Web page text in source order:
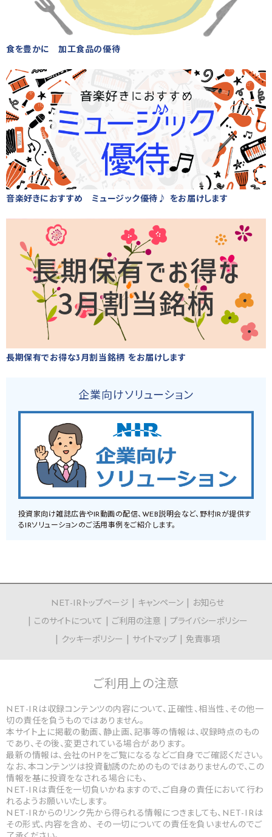
食を豊かに 加工食品の優待
音楽好きにおすすめ ミュージック優待♪ をお届けします
長期保有でお得な3月割当銘柄 をお届けします
企業向けソリューション
投資家向け雑誌広告やIR動画の配信、WEB説明会など、野村IRが提供す
るIRソリューションのご活用事例をご紹介します。
NET-IRトップページ キャンペーン
お知らせ
このサイトについて
ご利用の注意
プライバシーポリシー
クッキーポリシー
サイトマップ 免責事項
ご利用上の注意
NET-IRは収録コンテンツの内容について、正確性、相当性、その他一
切の責任を負うものではありません。
本サイト上に掲載の動画、静止画、記事等の情報は、収録時点のもの
であり、その後、変更されている場合があります。
最新の情報は、会社のHPをご覧になるなどご自身でご確認ください。
なお、本コンテンツは投資勧誘のためのものではありませんので、この
情報を基に投資をなされる場合にも、
NET-IRは責任を一切負いかねますので、ご自身の責任において行わ
れるようお願いいたします。
NET-IRからのリンク先から得られる情報につきましても、NET-IRは
その形式、内容を含め、 その一切についての責任を負いませんのでご